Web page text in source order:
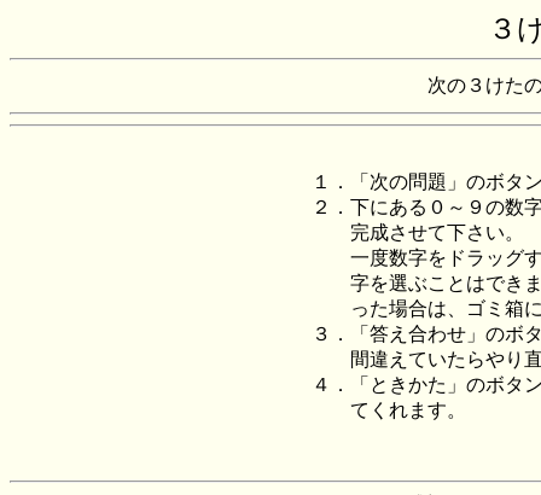
３
次の３けた
１．「次の問題」のボタ
２．下にある０～９の数
完成させて下さい。
一度数字をドラッグす
字を選ぶことはできま
った場合は、ゴミ箱に
３．「答え合わせ」のボ
間違えていたらやり直
４．「ときかた」のボタ
てくれます。